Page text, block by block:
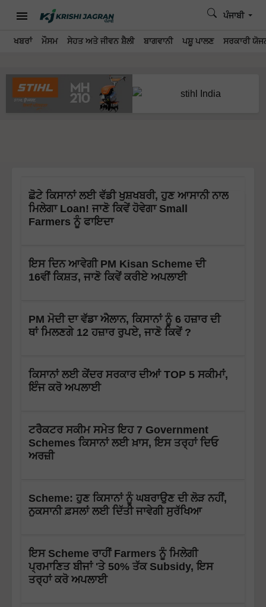
ਖਬਰਾਂ ਮੌਸਮ ਸੇਹਤ ਅਤੇ ਜੀਵਨ ਸ਼ੈਲੀ ਬਾਗਵਾਨੀ ਪਸ਼ੂ ਪਾਲਣ ਸਰਕਾਰੀ
ਪੰਜਾਬੀ
ਛੋਟੇ ਕਿਸਾਨਾਂ ਲਈ ਵੱਡੀ ਖੁਸ਼ਖਬਰੀ, ਹੁਣ ਆਸਾਨੀ ਨਾਲ
ਮਿਲੇਗਾ Loan! ਜਾਣੋ ਕਿਵੇਂ ਹੋਵੇਗਾ Small
Farmers ਨੂੰ ਫਾਇਦਾ
ਇਸ ਦਿਨ ਆਵੇਗੀ PM Kisan Scheme ਦੀ
16ਵੀਂ ਕਿਸ਼ਤ, ਜਾਣੋ ਕਿਵੇਂ ਕਰੀਏ ਅਪਲਾਈ
PM ਮੋਦੀ ਦਾ ਵੱਡਾ ਐਲਾਨ, ਕਿਸਾਨਾਂ ਨੂੰ 6 ਹਜ਼ਾਰ ਦੀ
ਥਾਂ ਮਿਲਣਗੇ 12 ਹਜ਼ਾਰ ਰੁਪਏ, ਜਾਣੋ ਕਿਵੇਂ ?
ਕਿਸਾਨਾਂ ਲਈ ਕੇਂਦਰ ਸਰਕਾਰ ਦੀਆਂ TOP 5 ਸਕੀਮਾਂ,
ਇੰਜ ਕਰੋ ਅਪਲਾਈ
ਟਰੈਕਟਰ ਸਕੀਮ ਸਮੇਤ ਇਹ 7 Government
Schemes ਕਿਸਾਨਾਂ ਲਈ ਖ਼ਾਸ, ਇਸ ਤਰ੍ਹਾਂ ਦਿਓ
ਅਰਜ਼ੀ
Scheme: ਹੁਣ ਕਿਸਾਨਾਂ ਨੂੰ ਘਬਰਾਉਣ ਦੀ ਲੋੜ ਨਹੀਂ,
ਨੁਕਸਾਨੀ ਫ਼ਸਲਾਂ ਲਈ ਦਿੱਤੀ ਜਾਵੇਗੀ ਸੁਰੱਖਿਆ
ਇਸ Scheme ਰਾਹੀਂ Farmers ਨੂੰ ਮਿਲੇਗੀ
ਪ੍ਰਮਾਣਿਤ ਬੀਜਾਂ 'ਤੇ 50% ਤੱਕ Subsidy, ਇਸ
ਤਰ੍ਹਾਂ ਕਰੋ ਅਪਲਾਈ